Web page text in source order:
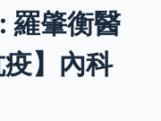
羅肇衡醫
】內科